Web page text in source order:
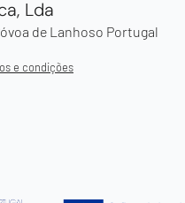
Lda
de Lanhoso Portugal
e condições